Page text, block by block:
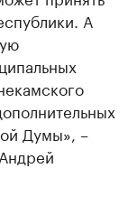
А
Думы», –